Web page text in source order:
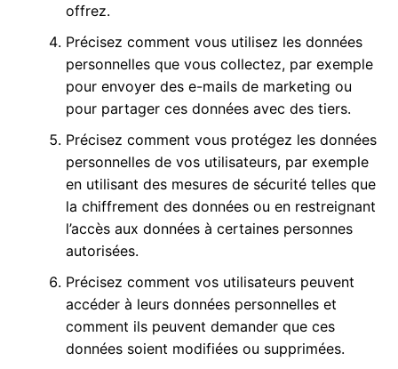
offrez.
Précisez comment vous utilisez les données
personnelles que vous collectez, par exemple
pour envoyer des e-mails de marketing ou
pour partager ces données avec des tiers.
Précisez comment vous protégez les données
personnelles de vos utilisateurs, par exemple
en utilisant des mesures de sécurité telles que
la chiffrement des données ou en restreignant
l’accès aux données à certaines personnes
autorisées.
Précisez comment vos utilisateurs peuvent
accéder à leurs données personnelles et
comment ils peuvent demander que ces
données soient modifiées ou supprimées.